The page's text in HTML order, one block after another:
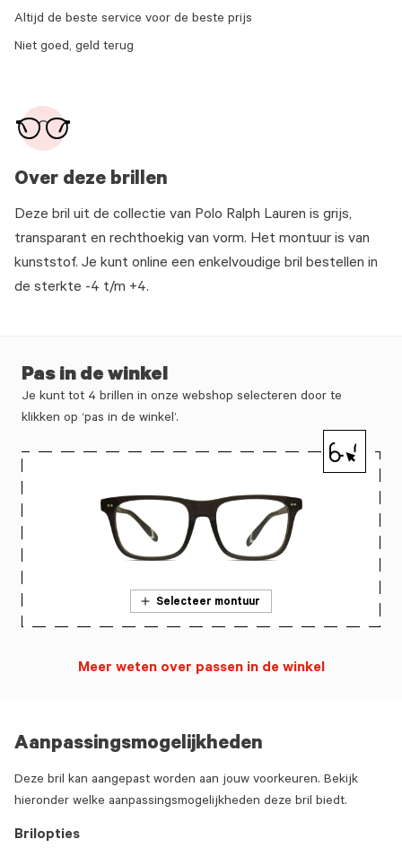
Over deze brillen
Deze bril uit de collectie van Polo Ralph Lauren is grijs,
transparant en rechthoekig van vorm. Het montuur is van
kunststof. Je kunt online een enkelvoudige bril bestellen in
de sterkte -4 t/m +4.
Altijd de beste service voor de beste prijs
Niet goed, geld terug
Aanpassingsmogelijkheden
Deze bril kan aangepast worden aan jouw voorkeuren. Bekijk
hieronder welke aanpassingsmogelijkheden deze bril biedt.
Brilopties
Pas in de winkel
Je kunt tot 4 brillen in onze webshop selecteren door te
klikken op ‘pas in de winkel’.
Selecteer montuur
Meer weten over passen in de winkel